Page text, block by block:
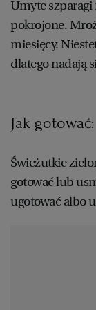
Umyte szparagi
pokrojone.
miesięcy.
dlatego nadają
Jak gotować:
Świeżutkie
gotować lub
ugotować albo